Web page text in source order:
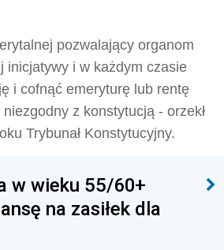
pozwalający organom
inicjatywy i w każdym czasie
i cofnąć emeryturę lub rentę
z konstytucją - orzekł
Trybunał Konstytucyjny.
w wieku 55/60+
na zasiłek dla